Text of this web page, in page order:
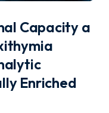
Capacity a
Enriched